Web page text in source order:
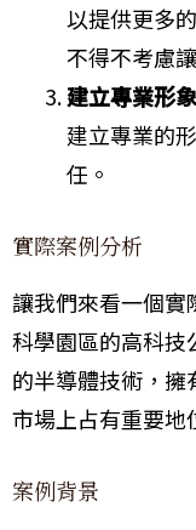
以提供更多
不得不考慮
建立專業形象
建立專業的
任。
實際案例分析
讓我們來看一個
科學園區的高科技
的半導體技術，
市場上占有重要地
案例背景